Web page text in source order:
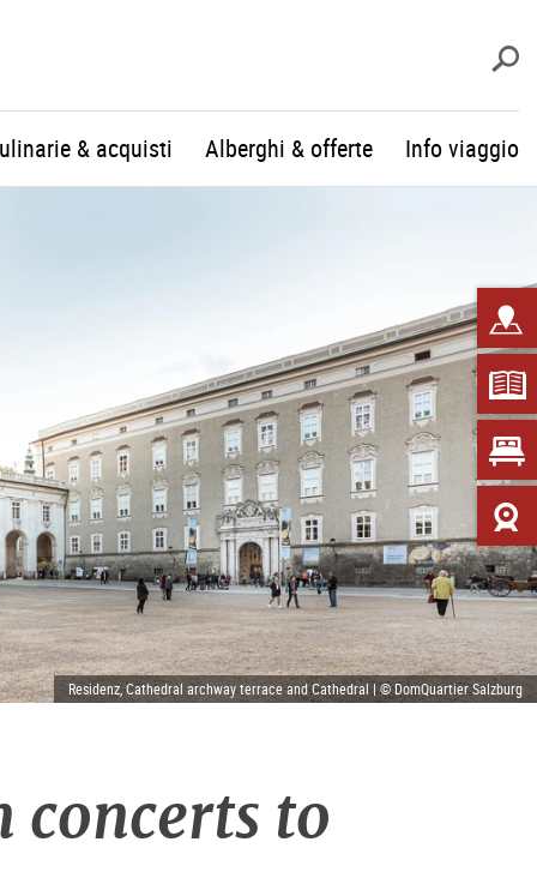
& acquisti Alberghi & offerte Info viaggio
Residenz, Cathedral archway terrace and Cathedral | © DomQuartier Salzburg
to